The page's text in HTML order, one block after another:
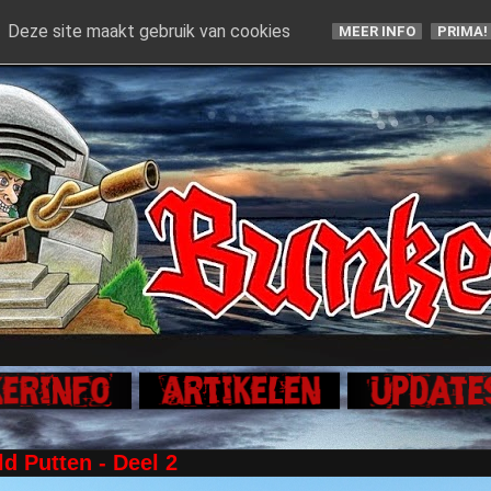
Putten - Deel 2
Deze site maakt gebruik van cookies MEER INFO PRIMA!